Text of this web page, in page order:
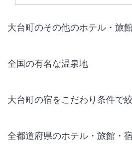
大台町のその他のホテル・旅
全国の有名な温泉地
大台町の宿をこだわり条件で
全都道府県のホテル・旅館・